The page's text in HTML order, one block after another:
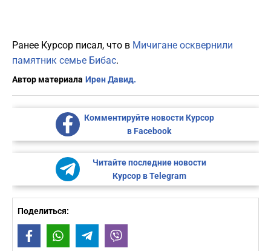
Ранее Курсор писал, что в Мичигане осквернили
памятник семье Бибас.
Автор материала Ирен Давид.
Комментируйте новости Курсор
в Facebook
Читайте последние новости
Курсор в Telegram
Поделиться:
FacebookWhatsAppTelegram